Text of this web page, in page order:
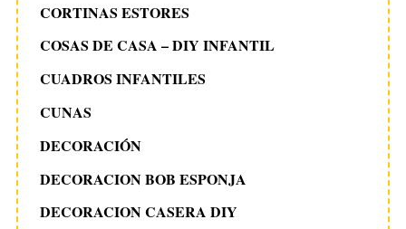
CORTINAS ESTORES
COSAS DE CASA – DIY INFANTIL
CUADROS INFANTILES
CUNAS
DECORACIÓN
DECORACION BOB ESPONJA
DECORACION CASERA DIY